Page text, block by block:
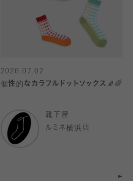
2026.07.02
個性的なカラフルドットソックス🧦🌈
靴下屋
ルミネ横浜店